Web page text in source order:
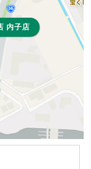
内子店